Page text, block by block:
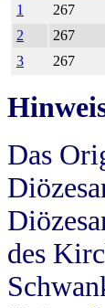
1
267
2
267
3
267
Das
des